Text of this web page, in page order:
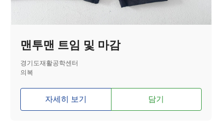
맨투맨 트임 및 마감
경기도재활공학센터
의복
자세히 보기 담기